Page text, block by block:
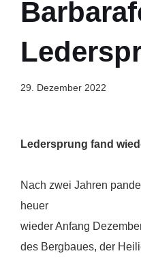
29. Dezember 2022
Ledersprung fand
Nach zwei Jahren
heuer
wieder Anfang
des Bergbaues, der